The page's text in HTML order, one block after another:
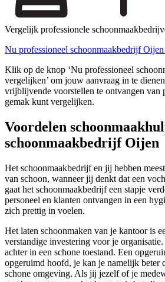
Vergelijk professionele
Nu professioneel schoonmaakbedrijf
Klik op de knop ‘Nu professioneel
vergelijken’ om jouw aanvraag in te
vrijblijvende voorstellen te ontvangen van
gemak kunt vergelijken.
Voordelen
schoonmaakbedrijf Oijen
Het schoonmaakbedrijf en jij hebben
van schoon, wanneer jij denkt dat een
gaat het schoonmaakbedrijf een stapje
personeel en klanten ontvangen in een
zich prettig in voelen.
Het laten schoonmaken van je kantoor is
verstandige investering voor je
achter in een schone toestand. Een
opgeruimd hoofd, je kan je namelijk beter
schone omgeving. Als jij jezelf of je